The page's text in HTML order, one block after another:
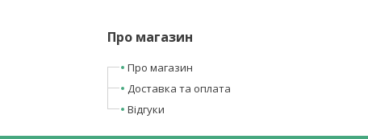
Про магазин
Про магазин
Доставка та оплата
Відгуки